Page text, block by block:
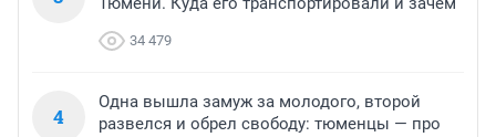
34 479
4
Одна вышла замуж за молодого, второй
развелся и обрел свободу: тюменцы — про